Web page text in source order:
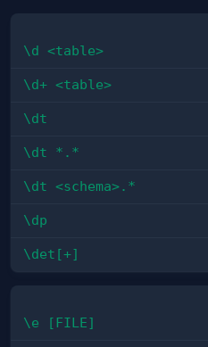
\d <table>
\d+ <table>
\dt
\dt *.*
\dt <schema>.*
\dp
\det[+]
\e [FILE]